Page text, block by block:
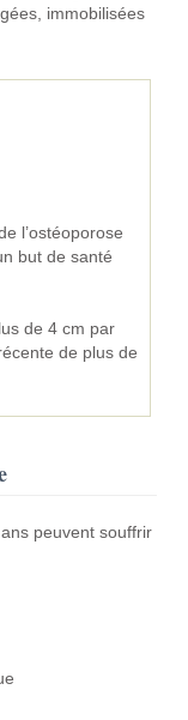
immobilisées
l’ostéoporose
but de santé
de 4 cm par
de plus de
peuvent souffrir